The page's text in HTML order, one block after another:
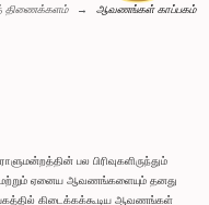
திணைக்களம் ஆவணங்கள் காப்பகம்
பல பிரிவுகளிருந்தும்
மற்றும் ஏனைய ஆவணங்களையும் தனது
கிடைக்கக்கூடிய ஆவணங்கள்